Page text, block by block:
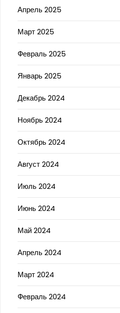
Апрель 2025
Март 2025
Февраль 2025
Январь 2025
Декабрь 2024
Ноябрь 2024
Октябрь 2024
Август 2024
Июль 2024
Июнь 2024
Май 2024
Апрель 2024
Март 2024
Февраль 2024